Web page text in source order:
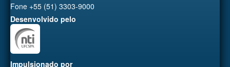
Fone +55 (51) 3303-9000
Desenvolvido pelo
Impulsionado por